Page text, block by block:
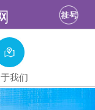
我们